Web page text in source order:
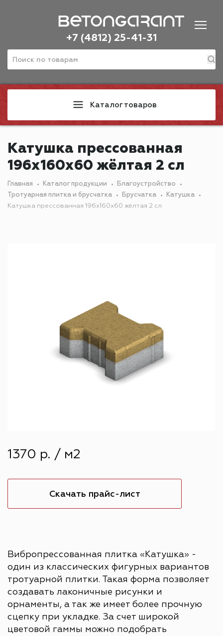
+7 (4812) 25-41-31
Каталог товаров
Катушка прессованная
196х160х60 жёлтая 2 сл
Главная Каталог продукции
Благоустройство
Тротуарная плитка и брусчатка
Брусчатка
Катушка
Катушка прессованная 196х160х60 жёлтая 2 сл
1370 р. / м2
Скачать прайс-лист
Вибропрессованная плитка «Катушка» -
один из классических фигурных вариантов
тротуарной плитки. Такая форма позволяет
создавать лаконичные рисунки и
орнаменты, а так же имеет более прочную
сцепку при укладке. За счет широкой
цветовой гаммы можно подобрать